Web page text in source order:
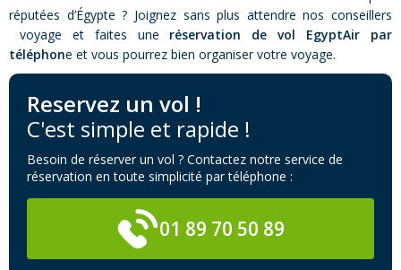
réputées d’Égypte ? Joignez sans plus attendre nos conseillers
voyage et faites une réservation de vol EgyptAir par
téléphone et vous pourrez bien organiser votre voyage.
Reservez un vol !
C'est simple et rapide !
Besoin de réserver un vol ? Contactez notre service de
réservation en toute simplicité par téléphone :
01 89 70 50 89